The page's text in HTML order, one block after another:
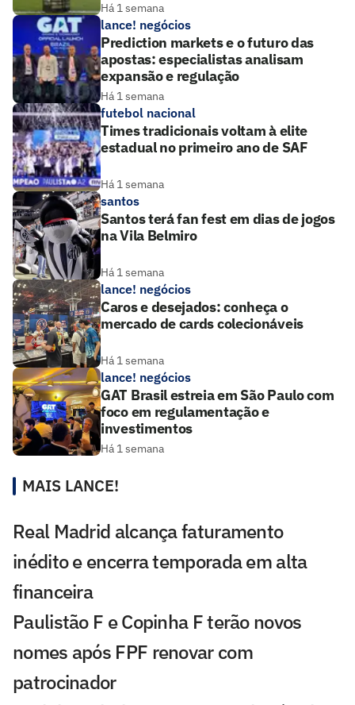
Há 1 semana
lance! negócios
Prediction markets e o futuro das
apostas: especialistas analisam
expansão e regulação
Há 1 semana
futebol nacional
Times tradicionais voltam à elite
estadual no primeiro ano de SAF
Há 1 semana
santos
Santos terá fan fest em dias de jogos
na Vila Belmiro
Há 1 semana
lance! negócios
Caros e desejados: conheça o
mercado de cards colecionáveis
Há 1 semana
lance! negócios
GAT Brasil estreia em São Paulo com
foco em regulamentação e
investimentos
Há 1 semana
MAIS LANCE!
Real Madrid alcança faturamento
inédito e encerra temporada em alta
financeira
Paulistão F e Copinha F terão novos
nomes após FPF renovar com
patrocinador